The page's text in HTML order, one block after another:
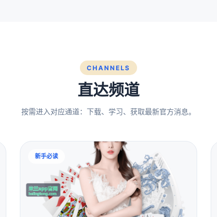
CHANNELS
直达频道
按需进入对应通道：下载、学习、获取最新官方消息。
新手必读